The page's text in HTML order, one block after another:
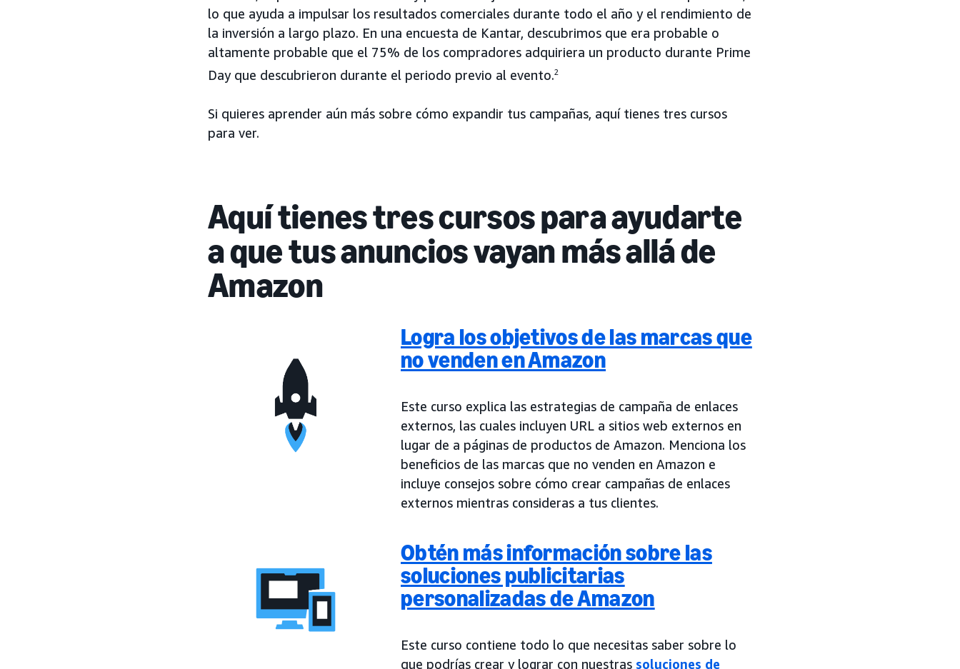
lo que ayuda a impulsar los resultados comerciales durante todo el año y el rendimiento de
la inversión a largo plazo. En una encuesta de Kantar, descubrimos que era probable o
altamente probable que el 75% de los compradores adquiriera un producto durante Prime
Day que descubrieron durante el periodo previo al evento.2
Si quieres aprender aún más sobre cómo expandir tus campañas, aquí tienes tres cursos
para ver.
Aquí tienes tres cursos para ayudarte
a que tus anuncios vayan más allá de
Amazon
Logra los objetivos de las marcas que
no venden en Amazon
Este curso explica las estrategias de campaña de enlaces
externos, las cuales incluyen URL a sitios web externos en
lugar de a páginas de productos de Amazon. Menciona los
beneficios de las marcas que no venden en Amazon e
incluye consejos sobre cómo crear campañas de enlaces
externos mientras consideras a tus clientes.
Obtén más información sobre las
soluciones publicitarias
personalizadas de Amazon
Este curso contiene todo lo que necesitas saber sobre lo
que podrías crear y lograr con nuestras soluciones de